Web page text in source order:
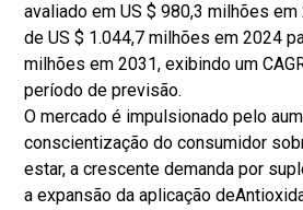
avaliado em US $ 980,3 milhões
de US $ 1.044,7 milhões em 2024
milhões em 2031, exibindo um
período de previsão.
O mercado é impulsionado pelo
conscientização do consumidor
estar, a crescente demanda por
a expansão da aplicação de